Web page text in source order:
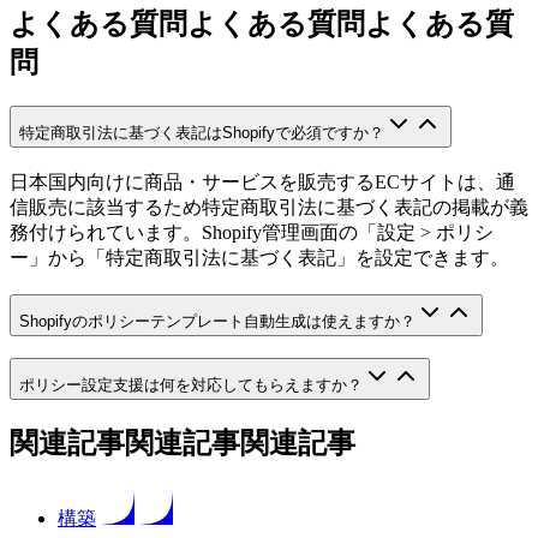
よくある質問 よくある質問 よ く ある質
問
特定商取引法に基づく表記はShopifyで必須ですか？
日本国内向けに商品・サービスを販売するECサイトは、通
信販売に該当するため特定商取引法に基づく表記の掲載が義
務付けられています。Shopify管理画面の「設定 > ポリシ
ー」から「特定商取引法に基づく表記」を設定できます。
Shopifyのポリシーテンプレート自動生成は使えますか？
ポリシー設定支援は何を対応してもらえますか？
関連記事関連記事関連記事
構築